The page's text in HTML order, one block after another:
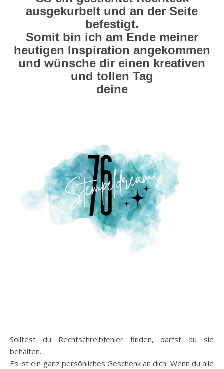
ausgekurbelt und an der Seite
befestigt.
Somit bin ich am Ende meiner
heutigen Inspiration angekommen
und wünsche dir einen kreativen
und tollen Tag
deine
Solltest du Rechtschreibfehler finden, darfst du sie
behalten.
Es ist ein ganz persönliches Geschenk an dich. Wenn du alle